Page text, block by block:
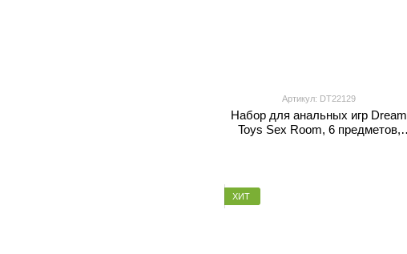
Артикул: DT22129
Набор для анальных игр Dream
Toys Sex Room, 6 предметов,
ХИТ